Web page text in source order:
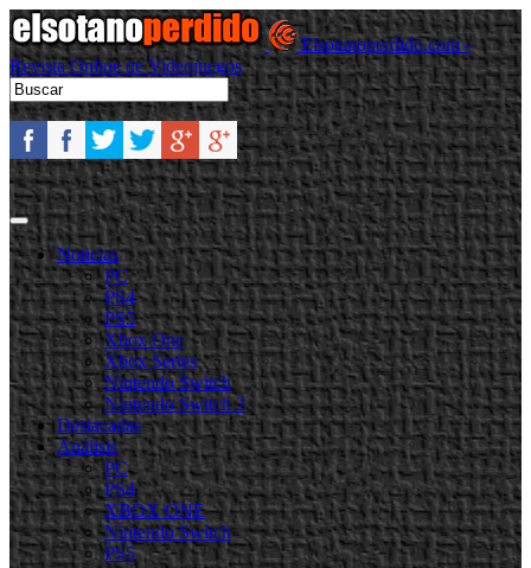
Elsotanoperdido.com -
Revista Online de Videojuegos
Noticias
PC
PS4
PS5
Xbox One
Xbox Series
Nintendo Switch
Nintendo Switch 2
Destacadas
Análisis
PC
PS4
XBOX ONE
Nintendo Switch
PS5